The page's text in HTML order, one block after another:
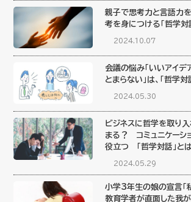
親子で思考力と言語力
考を身につける「哲学対
2024.10.07
会議の悩み「いいアイデ
とまらない」は、「哲学
2024.05.30
ビジネスに哲学を取り
まる？ コミュニケーシ
役立つ 「哲学対話」とは
2024.05.29
小学3年生の娘の宣言「
教育学者が直面した我